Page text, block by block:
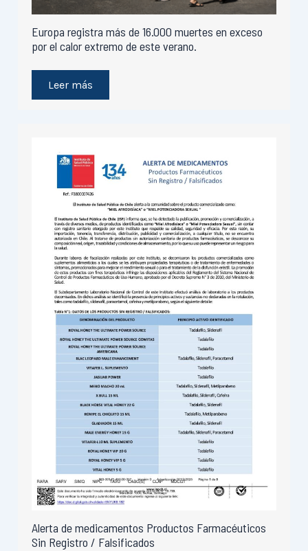
Europa registra más de 16.000 muertes en exceso
por el calor extremo de este verano.
Leer más
Alerta de medicamentos Productos Farmacéuticos
Sin Registro / Falsificados